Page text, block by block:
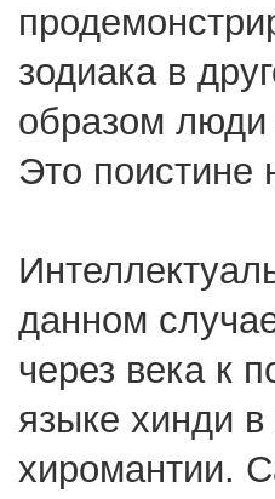
зодиака в
образом люди
Это поистине
данном
через века к
языке хинди
хиромантии.